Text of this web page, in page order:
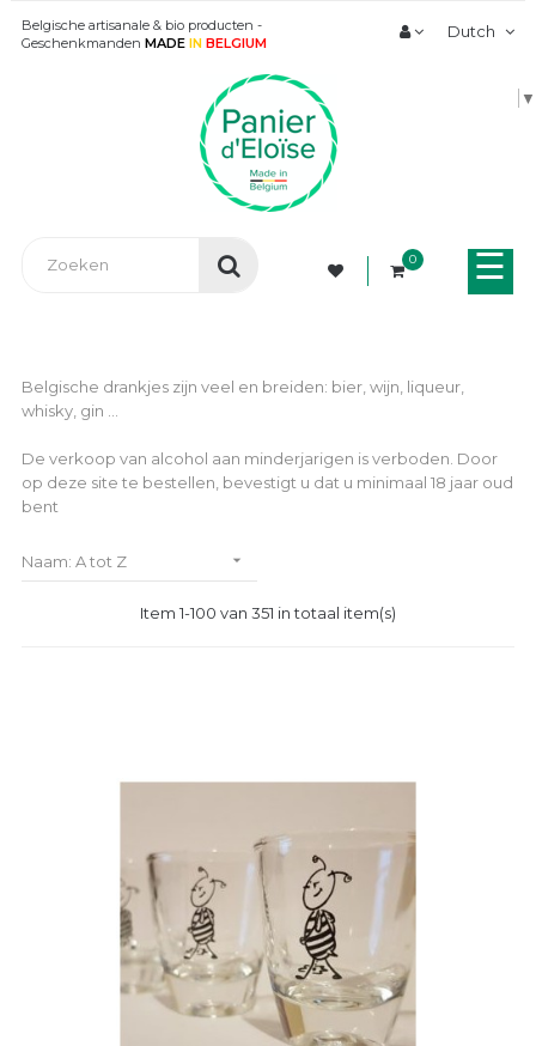
Belgische artisanale & bio producten -
Geschenkmanden MADE IN BELGIUM
Dutch
▼
0 ☰
Belgische drankjes zijn veel en breiden: bier, wijn, liqueur,
whisky, gin ...
De verkoop van alcohol aan minderjarigen is verboden. Door
op deze site te bestellen, bevestigt u dat u minimaal 18 jaar oud
bent
Naam: A tot Z 
Item 1-100 van 351 in totaal item(s)